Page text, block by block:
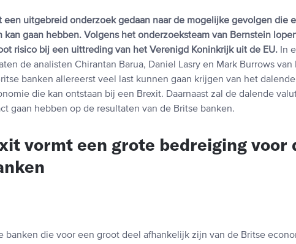
een uitgebreid onderzoek gedaan naar de mogelijke gevolgen die
kan gaan hebben. Volgens het onderzoeksteam van Bernstein
risico bij een uittreding van het Verenigd Koninkrijk uit de EU. In
de analisten Chirantan Barua, Daniel Lasry en Mark Burrows van
banken allereerst veel last kunnen gaan krijgen van het
die kan ontstaan bij een Brexit. Daarnaast zal de dalende
gaan hebben op de resultaten van de Britse banken.
vormt een grote bedreiging voor
banken die voor een groot deel afhankelijk zijn van de Britse